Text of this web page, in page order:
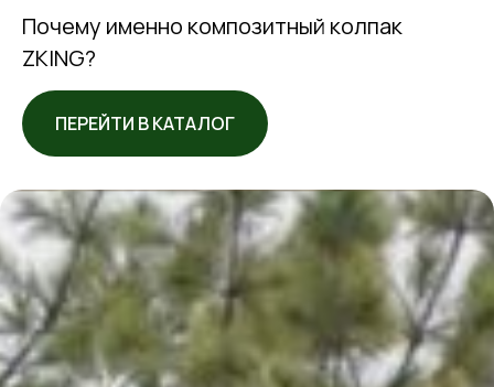
Почему именно композитный колпак
ZKING?
ПЕРЕЙТИ В КАТАЛОГ